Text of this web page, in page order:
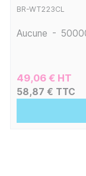
BR-WT223CL
Aucune -
49,06 € HT
58,87 € TTC